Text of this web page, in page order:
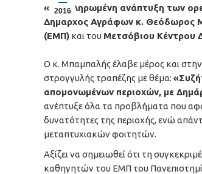
2016
«Ολοκληρωμένη ανάπτυξη των
Δήμαρχος Αγράφων κ. Θεόδωρος
(ΕΜΠ) και του Μετσόβιου Κέντρου
Ο κ. Μπαμπαλής έλαβε μέρος και
στρογγυλής τραπέζης με θέμα:
απομονωμένων περιοχών, με
ανέπτυξε όλα τα προβλήματα που
δυνατότητες της περιοχής, ενώ
μεταπτυχιακών φοιτητών.
Αξίζει να σημειωθεί ότι τη
καθηγητών του ΕΜΠ του